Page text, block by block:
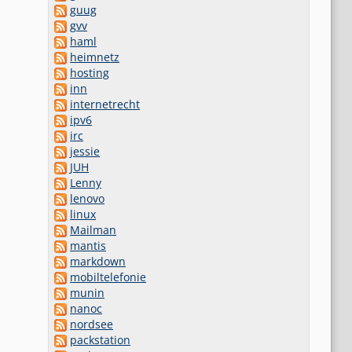
guug
gvv
haml
heimnetz
hosting
inn
internetrecht
ipv6
irc
jessie
JUH
Lenny
lenovo
linux
Mailman
mantis
markdown
mobiltelefonie
munin
nanoc
nordsee
packstation